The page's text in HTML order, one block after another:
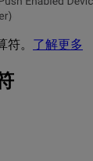
。 了解更多